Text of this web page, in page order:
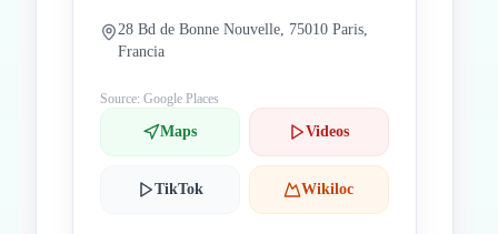
28 Bd de Bonne Nouvelle, 75010 Paris,
Francia
Source: Google Places
Maps Videos
TikTok Wikiloc